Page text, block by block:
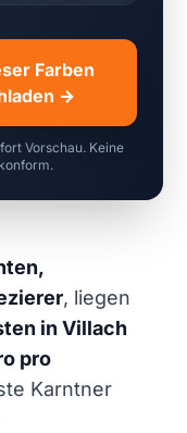
Farben
→
Vorschau. Keine
, liegen
in Villach
pro
Karntner